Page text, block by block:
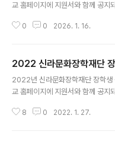
교 홈페이지에 지원서와 함께 공지
탁드립니다.
0 0 2026. 1. 16.
2022 신라문화장학재단
2022년 신라문화장학재단 장학생
교 홈페이지에 지원서와 함께 공지
탁드립니다.
8 0 2022. 1. 27.